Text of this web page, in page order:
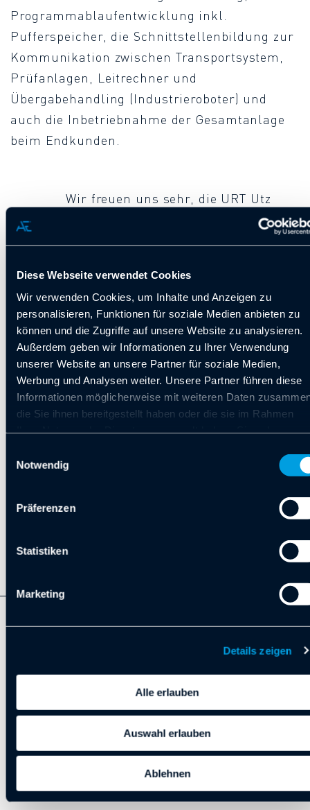
Diese Webseite verwendet Cookies
Wir verwenden Cookies, um Inhalte und Anzeigen zu
personalisieren, Funktionen für soziale Medien anbieten zu
können und die Zugriffe auf unsere Website zu analysieren.
Außerdem geben wir Informationen zu Ihrer Verwendung
unserer Website an unsere Partner für soziale Medien,
Werbung und Analysen weiter. Unsere Partner führen diese
Informationen möglicherweise mit weiteren Daten
die Sie ihnen bereitgestellt haben oder die sie im Rahmen
weiterhin nutzen.
Notwendig
Präferenzen
Statistiken
Marketing
Details zeigen
Alle erlauben
Auswahl erlauben
Ablehnen
Programmablaufentwicklung inkl.
Pufferspeicher, die Schnittstellenbildung zur
Kommunikation zwischen Transportsystem,
Prüfanlagen, Leitrechner und
Übergabehandling (Industrieroboter) und
auch die Inbetriebnahme der Gesamtanlage
beim Endkunden.
Wir freuen uns sehr, die URT Utz
Ratio Technik GmbH, mit Sitz in Korb,
dürfen!
URT Utz Ratio Technik – Zukunft
automatisieren (urt-utz.de)
#zukunftautomatisieren
#anlagenbau #industrie40
ZURÜCK ZUR ÜBERSICHT
VORIGER NÄCHSTER